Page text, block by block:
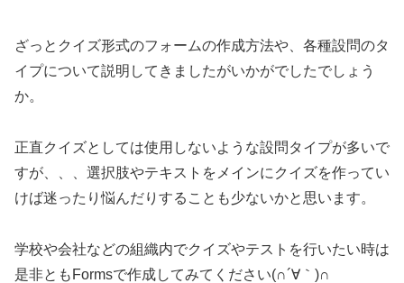
ざっとクイズ形式のフォームの作成方法や、各種設問のタ
イプについて説明してきましたがいかがでしたでしょう
か。
正直クイズとしては使用しないような設問タイプが多いで
すが、、、選択肢やテキストをメインにクイズを作ってい
けば迷ったり悩んだりすることも少ないかと思います。
学校や会社などの組織内でクイズやテストを行いたい時は
是非ともFormsで作成してみてください(∩´∀｀)∩